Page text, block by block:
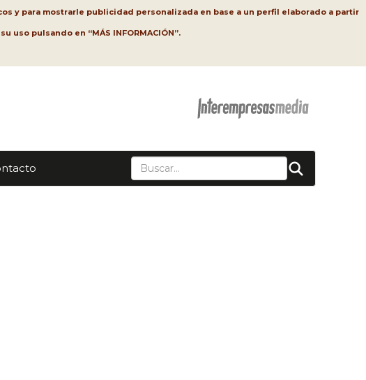
y para mostrarle publicidad personalizada en base a un perfil elaborado a partir
uso pulsando en “MÁS INFORMACIÓN”.